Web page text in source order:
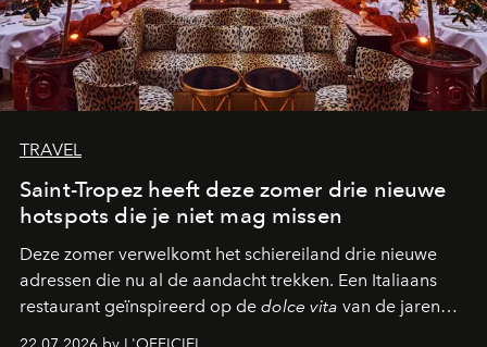
TRAVEL
Saint-Tropez heeft deze zomer drie nieuwe
hotspots die je niet mag missen
Deze zomer verwelkomt het schiereiland drie nieuwe
adressen die nu al de aandacht trekken. Een Italiaans
restaurant geïnspireerd op de dolce vita van de jaren